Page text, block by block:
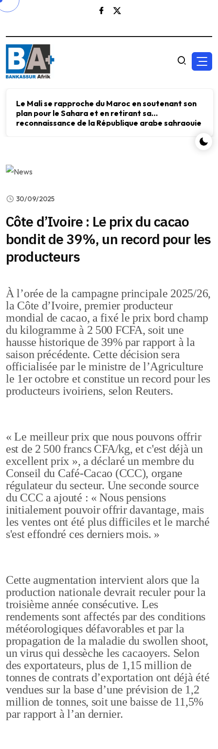
Le Mali se rapproche du Maroc en soutenant son
plan pour le Sahara et en retirant sa
reconnaissance de la République arabe sahraouie
30/09/2025
Côte d’Ivoire : Le prix du cacao
bondit de 39%, un record pour les
producteurs
À l’orée de la campagne principale 2025/26,
la Côte d’Ivoire, premier producteur
mondial de cacao, a fixé le prix bord champ
du kilogramme à 2 500 FCFA, soit une
hausse historique de 39% par rapport à la
saison précédente. Cette décision sera
officialisée par le ministre de l’Agriculture
le 1er octobre et constitue un record pour les
producteurs ivoiriens, selon Reuters.
« Le meilleur prix que nous pouvons offrir
est de 2 500 francs CFA/kg, et c'est déjà un
excellent prix », a déclaré un membre du
Conseil du Café-Cacao (CCC), organe
régulateur du secteur. Une seconde source
du CCC a ajouté : « Nous pensions
initialement pouvoir offrir davantage, mais
les ventes ont été plus difficiles et le marché
s'est effondré ces derniers mois. »
Cette augmentation intervient alors que la
production nationale devrait reculer pour la
troisième année consécutive. Les
rendements sont affectés par des conditions
météorologiques défavorables et par la
propagation de la maladie du swollen shoot,
un virus qui dessèche les cacaoyers. Selon
des exportateurs, plus de 1,15 million de
tonnes de contrats d’exportation ont déjà été
vendues sur la base d’une prévision de 1,2
million de tonnes, soit une baisse de 11,5%
par rapport à l’an dernier.